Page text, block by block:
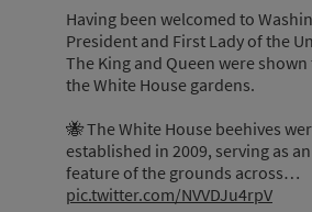
Having been welcomed to
President and First Lady of the
The King and Queen were
the White House gardens.
🐝 The White House beehives
established in 2009, serving as
feature of the grounds across…
pic.twitter.com/NVVDJu4rpV